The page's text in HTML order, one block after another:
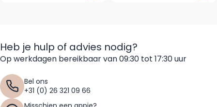
Heb je hulp of advies nodig?
Op werkdagen bereikbaar van 09:30 tot 17:30 uur
Bel ons
+31 (0) 26 321 09 66